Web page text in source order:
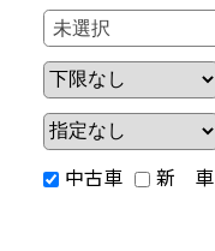
中古車 新 車